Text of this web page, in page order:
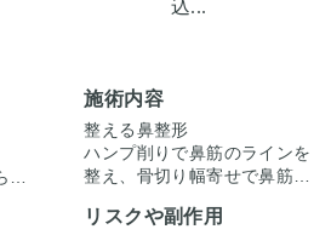
込...
施術内容
整える鼻整形
ハンプ削りで鼻筋のラインを
整え、骨切り幅寄せで鼻筋か
リスクや副作用